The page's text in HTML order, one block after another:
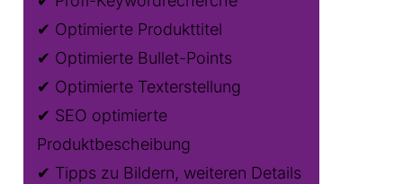
✔ Optimierte Produkttitel
✔ Optimierte Bullet-Points
✔ Optimierte Texterstellung
✔ SEO optimierte
Produktbescheibung
✔ Tipps zu Bildern, weiteren Details